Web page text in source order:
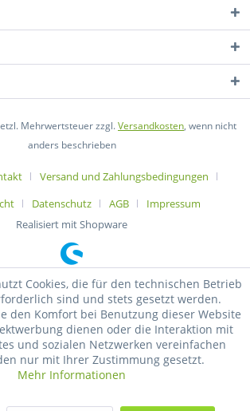
Mehrwertsteuer zzgl.Versandkosten, wenn nicht
anders beschrieben
Versand und Zahlungsbedingungen
Datenschutz AGB
Impressum
Realisiert mit Shopware
Cookies, die für den technischen Betrieb
sind und stets gesetzt werden.
den Komfort bei Benutzung dieser Website
dienen oder die Interaktion mit
und sozialen Netzwerken vereinfachen
nur mit Ihrer Zustimmung gesetzt.
Mehr Informationen